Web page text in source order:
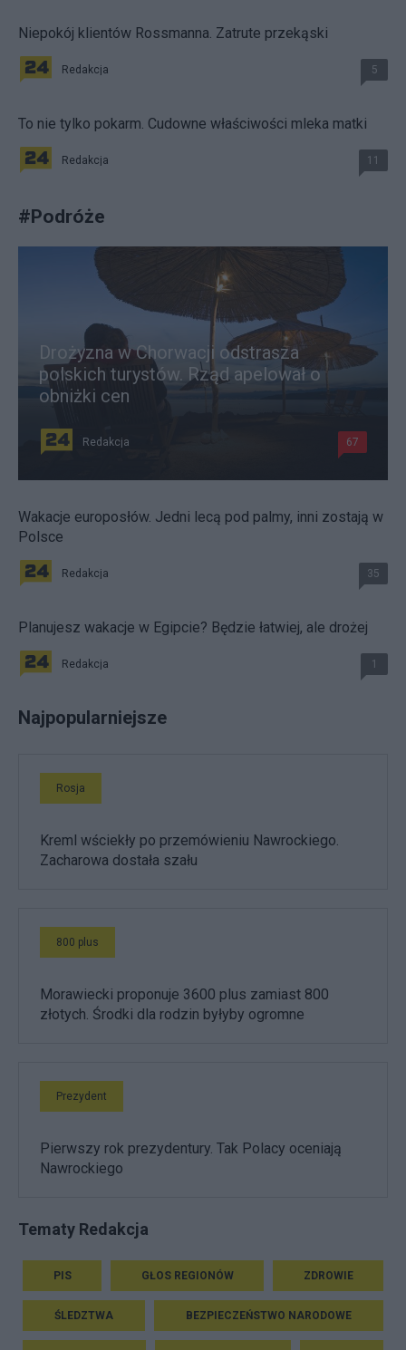
Niepokój klientów Rossmanna. Zatrute przekąski
Redakcja 5
To nie tylko pokarm. Cudowne właściwości mleka matki
Redakcja 11
#Podróże
Drożyzna w Chorwacji odstrasza
polskich turystów. Rząd apelował o
obniżki cen
Redakcja 67
Wakacje europosłów. Jedni lecą pod palmy, inni zostają w
Polsce
Redakcja 35
Planujesz wakacje w Egipcie? Będzie łatwiej, ale drożej
Redakcja 1
Najpopularniejsze
Rosja
Kreml wściekły po przemówieniu Nawrockiego.
Zacharowa dostała szału
800 plus
Morawiecki proponuje 3600 plus zamiast 800
złotych. Środki dla rodzin byłyby ogromne
Prezydent
Pierwszy rok prezydentury. Tak Polacy oceniają
Nawrockiego
Tematy Redakcja
PIS GŁOS REGIONÓW ZDROWIE
ŚLEDZTWA BEZPIECZEŃSTWO NARODOWE